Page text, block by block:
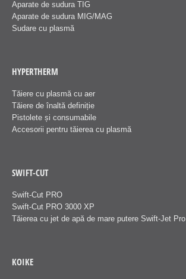
Aparate de sudura TIG
Aparate de sudura MIG/MAG
Sudare cu plasmă
HYPERTHERM
Tăiere cu plasmă cu aer
Tăiere de înaltă definiție
Pistolete și consumabile
Accesorii pentru tăierea cu plasmă
SWIFT-CUT
Swift-Cut PRO
Swift-Cut PRO 3000 XP
Tăierea cu jet de apă de mare putere Swift-Jet Pro
KOIKE